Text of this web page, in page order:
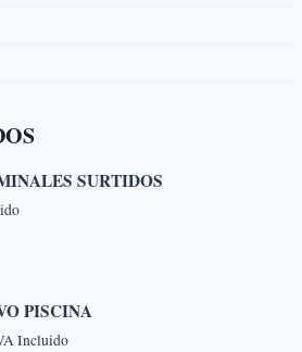
SURTIDOS
PISCINA
Incluido